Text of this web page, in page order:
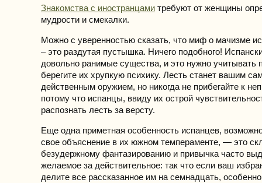
Знакомства с иностранцами требуют от женщины
мудрости и смекалки.
Можно с уверенностью сказать, что миф о мачизме
– это раздутая пустышка. Ничего подобного!
довольно ранимые существа, и это нужно учитывать
берегите их хрупкую психику. Лесть станет вашим
действенным оружием, но никогда не прибегайте к
потому что испанцы, ввиду их острой
распознать лесть за версту.
Еще одна приметная особенность испанцев,
свое объяснение в их южном темпераменте, — это
безудержному фантазированию и привычка часто
желаемое за действительное: так что если ваш
делите все рассказанное им на семнадцать,